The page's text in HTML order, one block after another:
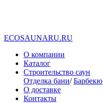
ECOSAUNARU.RU
О компании
Каталог
Строительство саун
Отделка бани/Барбекю
О доставке
Контакты